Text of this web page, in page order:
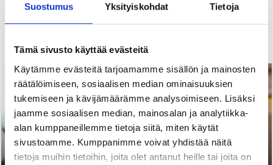
Suostumus Yksityiskohdat Tietoja
Tämä sivusto käyttää evästeitä
Käytämme evästeitä tarjoamamme sisällön ja mainosten
räätälöimiseen, sosiaalisen median ominaisuuksien
tukemiseen ja kävijämäärämme analysoimiseen. Lisäksi
jaamme sosiaalisen median, mainosalan ja analytiikka-
alan kumppaneillemme tietoja siitä, miten käytät
sivustoamme. Kumppanimme voivat yhdistää näitä
tietoja muihin tietoihin, joita olet antanut heille tai joita on
02.07.2026 |Articles
Start to Finnish® - Advance your Career